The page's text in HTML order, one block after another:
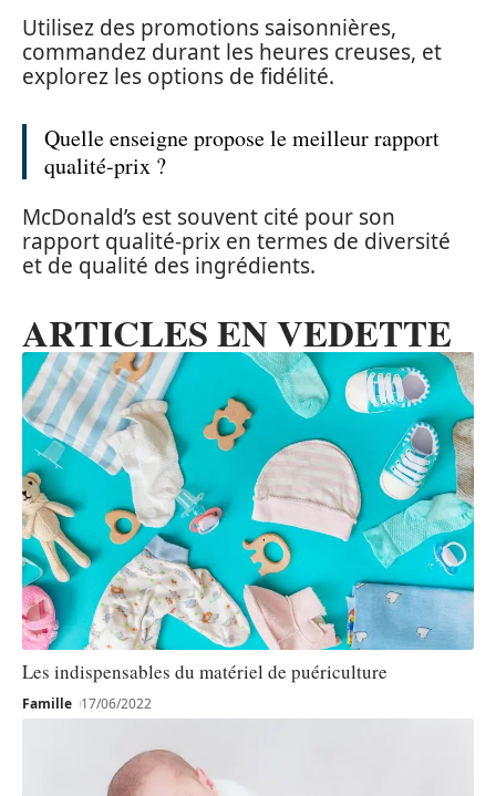
Utilisez des promotions saisonnières,
commandez durant les heures creuses, et
explorez les options de fidélité.
Quelle enseigne propose le meilleur rapport
qualité-prix ?
McDonald’s est souvent cité pour son
rapport qualité-prix en termes de diversité
et de qualité des ingrédients.
ARTICLES EN VEDETTE
Les indispensables du matériel de puériculture
Famille 17/06/2022